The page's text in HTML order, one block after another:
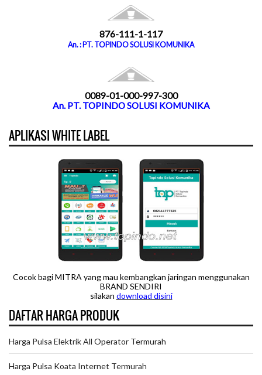
876-111-1-117
An. : PT. TOPINDO SOLUSI KOMUNIKA
0089-01-000-997-300
An. PT. TOPINDO SOLUSI KOMUNIKA
APLIKASI WHITE LABEL
Cocok bagi MITRA yang mau kembangkan jaringan menggunakan
BRAND SENDIRI
silakan download disini
DAFTAR HARGA PRODUK
Harga Pulsa Elektrik All Operator Termurah
Harga Pulsa Koata Internet Termurah